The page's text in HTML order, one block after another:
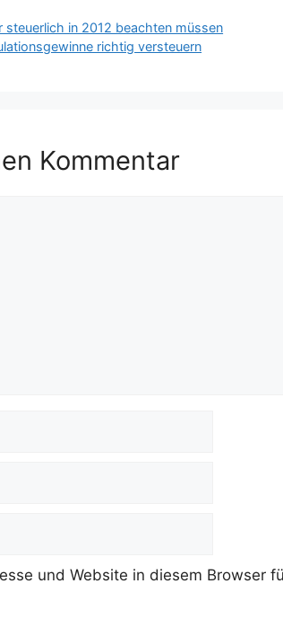
steuerlich in 2012 beachten müssen
richtig versteuern
Kommentar
und Website in diesem Browser